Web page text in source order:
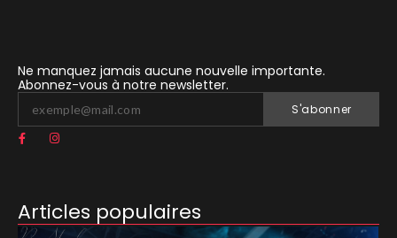
Ne manquez jamais aucune nouvelle importante.
Abonnez-vous à notre newsletter.
S'abonner
Articles populaires